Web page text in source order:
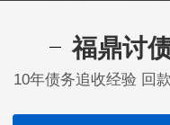
福鼎讨
10年债务追收经验 回